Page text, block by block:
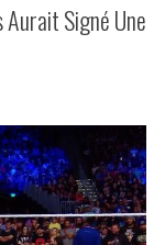
Aurait Signé Une